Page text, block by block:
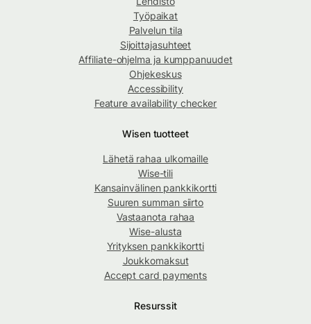
Työpaikat
Palvelun tila
Sijoittajasuhteet
Affiliate-ohjelma ja kumppanuudet
Ohjekeskus
Accessibility
Feature availability checker
Wisen tuotteet
Lähetä rahaa ulkomaille
Wise-tili
Kansainvälinen pankkikortti
Suuren summan siirto
Vastaanota rahaa
Wise-alusta
Yrityksen pankkikortti
Joukkomaksut
Accept card payments
Resurssit